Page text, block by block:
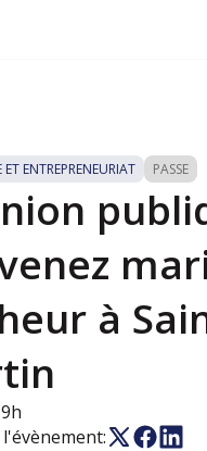
ENTREPRENEURIAT PASSE
à